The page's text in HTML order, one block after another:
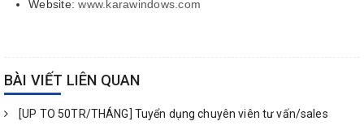
Website: www.karawindows.com
BÀI VIẾT LIÊN QUAN
[UP TO 50TR/THÁNG] Tuyển dụng chuyên viên tư vấn/sales